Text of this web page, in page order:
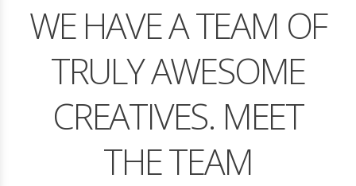
WE HAVE A TEAM OF
TRULY AWESOME
CREATIVES. MEET
THE TEAM